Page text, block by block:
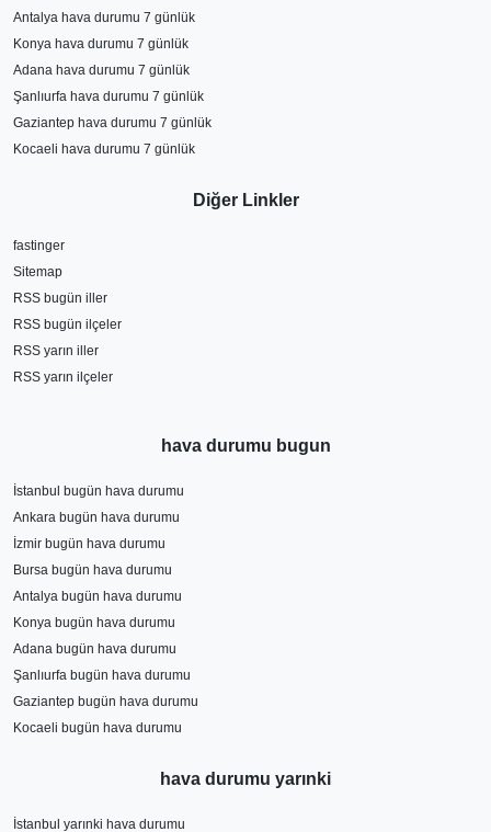
Antalya hava durumu 7 günlük
Konya hava durumu 7 günlük
Adana hava durumu 7 günlük
Şanlıurfa hava durumu 7 günlük
Gaziantep hava durumu 7 günlük
Kocaeli hava durumu 7 günlük
Diğer Linkler
fastinger
Sitemap
RSS bugün iller
RSS bugün ilçeler
RSS yarın iller
RSS yarın ilçeler
hava durumu bugun
İstanbul bugün hava durumu
Ankara bugün hava durumu
İzmir bugün hava durumu
Bursa bugün hava durumu
Antalya bugün hava durumu
Konya bugün hava durumu
Adana bugün hava durumu
Şanlıurfa bugün hava durumu
Gaziantep bugün hava durumu
Kocaeli bugün hava durumu
hava durumu yarınki
İstanbul yarınki hava durumu